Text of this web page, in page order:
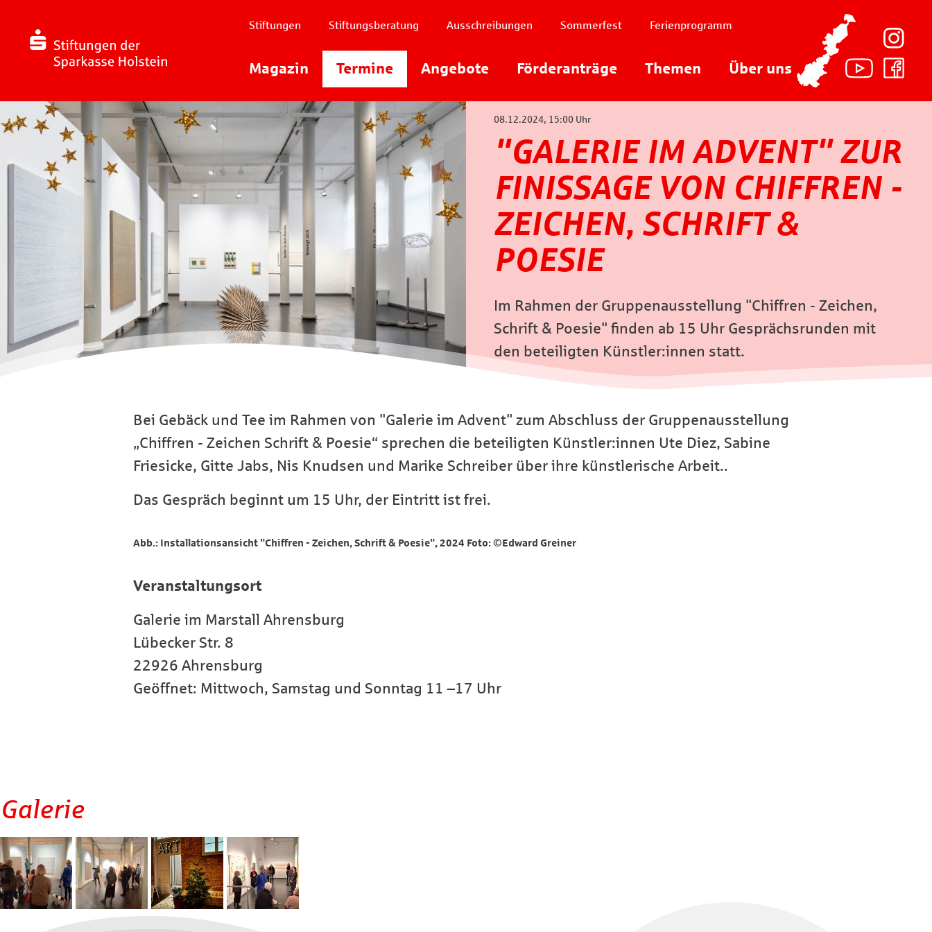
Magazin Termine Angebote Förderanträge Themen Über uns
Stiftungen Stiftungsberatung Ausschreibungen Sommerfest Ferienprogramm
YoutubeFacebook
08.12.2024, 15:00 Uhr
"GALERIE IM ADVENT" ZUR
FINISSAGE VON CHIFFREN -
ZEICHEN, SCHRIFT &
POESIE
Im Rahmen der Gruppenausstellung "Chiffren - Zeichen,
Schrift & Poesie" finden ab 15 Uhr Gesprächsrunden mit
den beteiligten Künstler:innen statt.
Bei Gebäck und Tee im Rahmen von "Galerie im Advent" zum Abschluss der Gruppenausstellung
„Chiffren - Zeichen Schrift & Poesie“ sprechen die beteiligten Künstler:innen Ute Diez, Sabine
Friesicke, Gitte Jabs, Nis Knudsen und Marike Schreiber über ihre künstlerische Arbeit..
Das Gespräch beginnt um 15 Uhr, der Eintritt ist frei.
Abb.: Installationsansicht "Chiffren - Zeichen, Schrift & Poesie", 2024 Foto: ©Edward Greiner
Veranstaltungsort
Galerie im Marstall Ahrensburg
Lübecker Str. 8
22926 Ahrensburg
Geöffnet: Mittwoch, Samstag und Sonntag 11 –17 Uhr
Galerie